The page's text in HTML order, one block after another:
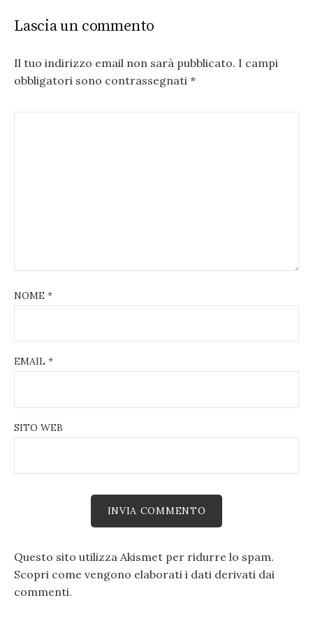
Lascia un commento
Il tuo indirizzo email non sarà pubblicato. I campi
obbligatori sono contrassegnati *
NOME *
EMAIL *
SITO WEB
Questo sito utilizza Akismet per ridurre lo spam.
Scopri come vengono elaborati i dati derivati dai
commenti.